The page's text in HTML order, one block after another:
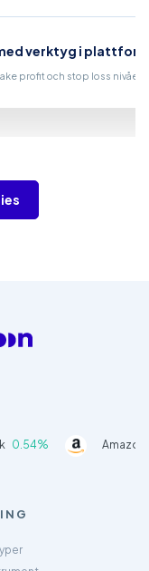
verktyg i
profit och stop loss nivåer
0.54%